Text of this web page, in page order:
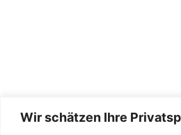
Wir schätzen Ihre